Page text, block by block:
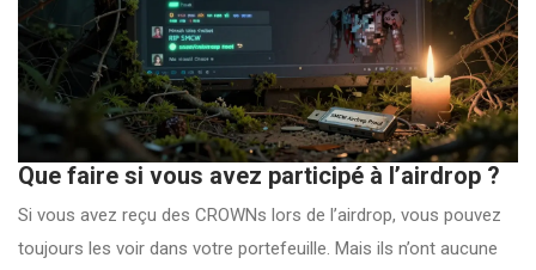
Que faire si vous avez participé à l’airdrop ?
Si vous avez reçu des CROWNs lors de l’airdrop, vous pouvez
toujours les voir dans votre portefeuille. Mais ils n’ont aucune